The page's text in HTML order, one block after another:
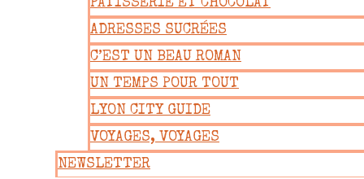
PÂTISSERIE ET CHOCOLAT
ADRESSES SUCRÉES
C’EST UN BEAU ROMAN
UN TEMPS POUR TOUT
LYON CITY GUIDE
VOYAGES, VOYAGES
NEWSLETTER